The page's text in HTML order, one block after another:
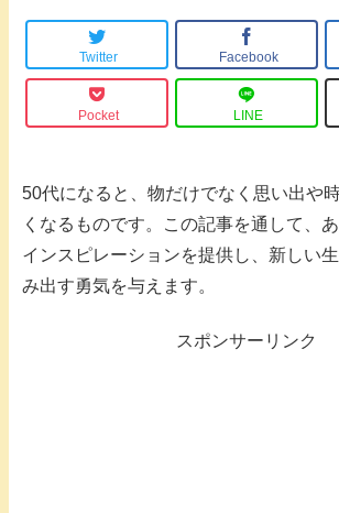
Twitter Facebook
Pocket LINE
50代になると、物だけでなく思い出や
くなるものです。この記事を通して、
インスピレーションを提供し、新しい
み出す勇気を与えます。
スポンサーリンク